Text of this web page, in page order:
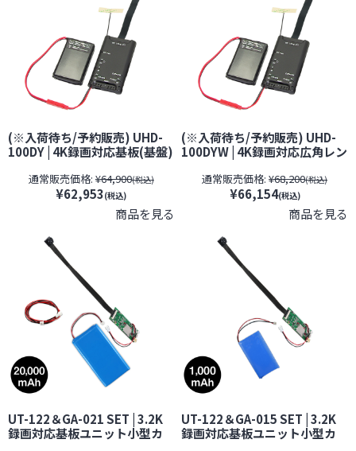
(※入荷待ち/予約販売) UHD-
100DY | 4K録画対応基板(基盤)
完成ユニット型Wi-Fi小型カメ
ラ【SALE】【すぐ発(即日発
送)】【レンズ隠しフィルムサ
ービス対象品(当社限定)】【サ
ンメカトロニクス】【スパイ
カメラ】【隠しカメラ】【期
間限定】[期間：～2026年8月
通常販売価格: ¥64,900(税込)
¥62,953(税込)
商品を見る
(※入荷待ち/予約販売) UHD-
100DYW | 4K録画対応広角レン
ズ搭載基板(基盤)完成ユニット
型Wi-Fi小型カメラ【SALE】
【レンズ隠しフィルムサービ
ス対象品(当社限定)】【サンメ
カトロニクス】【スパイカメ
ラ】【隠しカメラ】【期間限
定】[期間：～2026年8月31
通常販売価格: ¥68,200(税込)
¥66,154(税込)
商品を見る
UT-122＆GA-021 SET | 3.2K
録画対応基板ユニット小型カ
UT-122＆GA-015 SET | 3.2K
録画対応基板ユニット小型カ